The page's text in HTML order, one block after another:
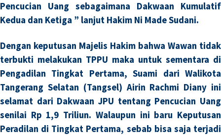
Pencucian Uang sebagaimana Dakwaan Kumulatif
Kedua dan Ketiga ” lanjut Hakim Ni Made Sudani.
Dengan keputusan Majelis Hakim bahwa Wawan tidak
terbukti melakukan TPPU maka untuk sementara di
Pengadilan Tingkat Pertama, Suami dari Walikota
Tangerang Selatan (Tangsel) Airin Rachmi Diany ini
selamat dari Dakwaan JPU tentang Pencucian Uang
senilai Rp 1,9 Triliun. Walaupun ini baru Keputusan
Peradilan di Tingkat Pertama, sebab bisa saja terjadi